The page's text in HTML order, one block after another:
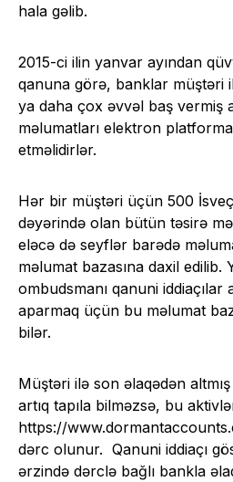
hala gəlib.
2015-ci ilin yanvar ayından
qanuna görə, banklar müştəri
ya daha çox əvvəl baş vermiş
məlumatları elektron
etməlidirlər.
Hər bir müştəri üçün 500
dəyərində olan bütün təsirə
eləcə də seyflər barədə
məlumat bazasına daxil edilib.
ombudsmanı qanuni iddiaçılar
aparmaq üçün bu məlumat
bilər.
Müştəri ilə son əlaqədən
artıq tapıla bilməzsə, bu
https://
dərc olunur. Qanuni iddiaçı
ərzində dərclə bağlı bankla